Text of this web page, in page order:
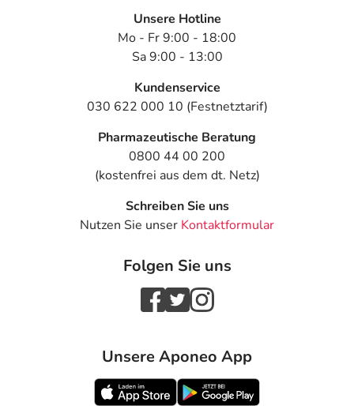
Unsere Hotline
Mo - Fr 9:00 - 18:00
Sa 9:00 - 13:00
Kundenservice
030 622 000 10 (Festnetztarif)
Pharmazeutische Beratung
0800 44 00 200
(kostenfrei aus dem dt. Netz)
Schreiben Sie uns
Nutzen Sie unser Kontaktformular
Folgen Sie uns
Unsere Aponeo App